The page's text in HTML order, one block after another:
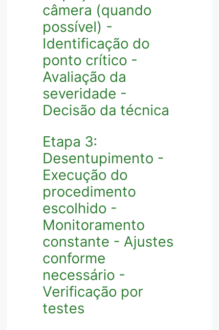
câmera (quando
possível) -
Identificação do
ponto crítico -
Avaliação da
severidade -
Decisão da técnica
Etapa 3:
Desentupimento -
Execução do
procedimento
escolhido -
Monitoramento
constante - Ajustes
conforme
necessário -
Verificação por
testes